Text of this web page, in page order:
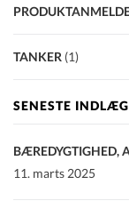
TANKER (1)
SENESTE INDLÆG
BÆREDYGTIGHED,
11. marts 2025